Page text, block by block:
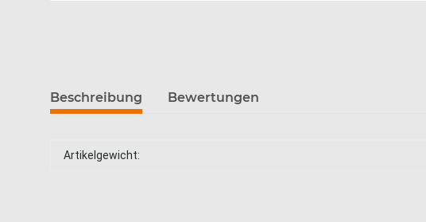
Beschreibung Bewertungen
Produkteigenschaft
Wert
Artikelgewicht: